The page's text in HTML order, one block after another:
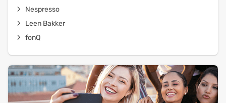
Nespresso
Leen Bakker
fonQ